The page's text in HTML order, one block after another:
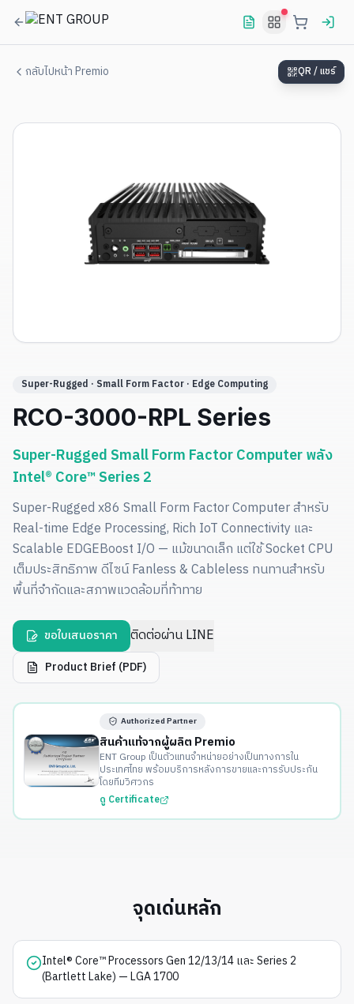
กลับไปหน้า Premio
Super-Rugged · Small Form Factor · Edge Computing
RCO-3000-RPL Series
Super-Rugged Small Form Factor Computer พลัง
Intel® Core™ Series 2
Super-Rugged x86 Small Form Factor Computer สำหรับ
Real-time Edge Processing, Rich IoT Connectivity และ
Scalable EDGEBoost I/O — แม้ขนาดเล็ก แต่ใช้ Socket CPU
เต็มประสิทธิภาพ ดีไซน์ Fanless & Cableless ทนทานสำหรับ
พื้นที่จำกัดและสภาพแวดล้อมที่ท้าทาย
ขอใบเสนอราคา ติดต่อผ่าน LINE
Product Brief (PDF)
Authorized Partner
สินค้าแท้จากผู้ผลิต Premio
ENT Group เป็นตัวแทนจำหน่ายอย่างเป็นทางการใน
ประเทศไทย พร้อมบริการหลังการขายและการรับประกัน
โดยทีมวิศวกร
ดู Certificate
จุดเด่นหลัก
Intel® Core™ Processors Gen 12/13/14 และ Series 2
(Bartlett Lake) — LGA 1700
QR / แชร์